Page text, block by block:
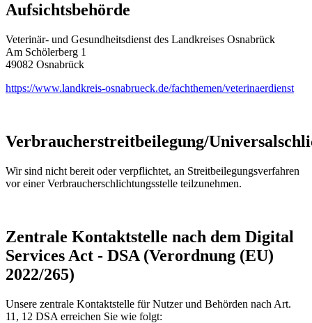
Aufsichtsbehörde
Veterinär- und Gesundheitsdienst des Landkreises Osnabrück
Am Schölerberg 1
49082 Osnabrück
https://www.landkreis-osnabrueck.de/fachthemen/veterinaerdienst
Verbraucherstreitbeilegung/
Wir sind nicht bereit oder verpflichtet, an Streitbeilegungsverfahren
vor einer Verbraucherschlichtungsstelle teilzunehmen.
Zentrale Kontaktstelle nach dem Digital
Services Act - DSA (Verordnung (EU)
2022/265)
Unsere zentrale Kontaktstelle für Nutzer und Behörden nach Art.
11, 12 DSA erreichen Sie wie folgt: